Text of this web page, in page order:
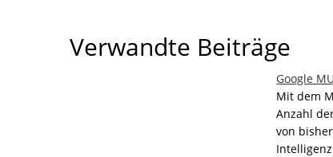
Verwandte Beiträge
Google
Mit dem
Anzahl
von